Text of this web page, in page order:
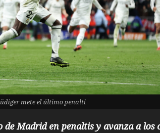
mete el último penalti
Madrid en penaltis y avanza a los